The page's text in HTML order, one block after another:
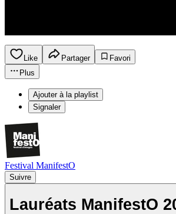
Like Partager
Favori
Plus
Ajouter à la playlist
Signaler
Festival ManifestO
Suivre
Lauréats ManifestO